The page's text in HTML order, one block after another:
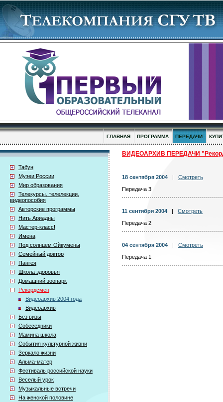
ГЛАВНАЯ ПРОГРАММА ПЕРЕДАЧИ
Табун
Музеи России
Мир образования
Телекурсы, телелекции,
видеопособия
Авторские программы
Нить Ариадны
Мастер-класс!
Имена
Под солнцем Ойкумены
Семейный доктор
Пангея
Школа здоровья
Домашний зоопарк
Рекордсмен
Видеоархив 2004 года
Видеоархив
Без визы
Собеседники
Мамина школа
События культурной жизни
Зеркало жизни
Альма-матер
Фестиваль российской науки
Веселый урок
Музыкальные встречи
На женской половине
ВИДЕОАРХИВ ПЕРЕДАЧИ
18 сентября 2004
Смотреть
Передача 3
11 сентября 2004
Смотреть
Передача 2
04 сентября 2004
Смотреть
Передача 1